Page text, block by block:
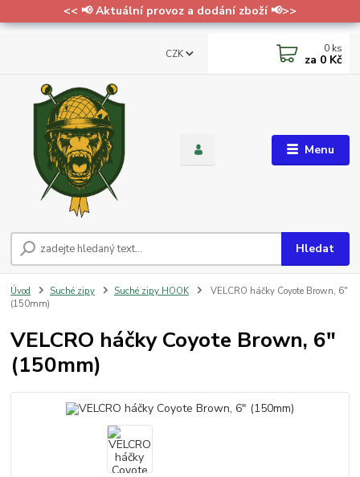
<< 📢 Aktuální provoz a dodání zboží 📢>>
Menu
CZK
Hledat
0 ks
za 0 Kč
Úvod Suché zipy Suché zipy HOOK
VELCRO háčky Coyote Brown, 6"
(150mm)
VELCRO háčky Coyote Brown, 6"
(150mm)